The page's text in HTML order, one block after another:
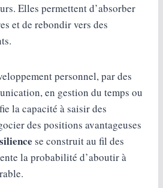
Elles permettent d’absorber
et de rebondir vers des
personnel, par des
en gestion du temps ou
la capacité à saisir des
des positions avantageuses
se construit au fil des
la probabilité d’aboutir à